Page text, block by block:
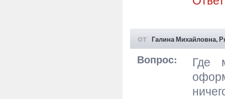
от Галина Михайловна,
Вопрос:
Где